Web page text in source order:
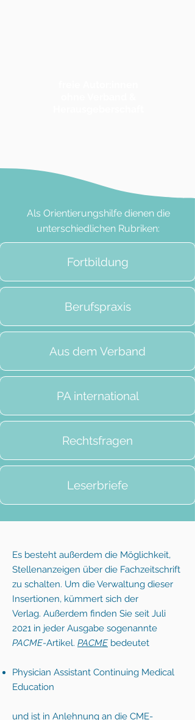
Als Orientierungshilfe dienen die
unterschiedlichen Rubriken:
Fortbildung
Berufspraxis
Aus dem Verband
PA international
Rechtsfragen
Leserbriefe
Es besteht außerdem die Möglichkeit,
Stellenanzeigen über die Fachzeitschrift
zu schalten. Um die Verwaltung dieser
Insertionen, kümmert sich der
Verlag. Außerdem finden Sie seit Juli
2021 in jeder Ausgabe sogenannte
PACME-Artikel. PACMEbedeutet
Physician Assistant Continuing Medical
Education
und ist in Anlehnung an die CME-